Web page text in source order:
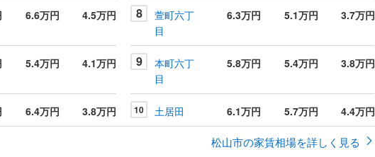
6.6万円 4.5万円
5.4万円 4.1万円
6.4万円 3.8万円
8
萱町六丁
目
6.3万円 5.1万円 3.7万円
9
本町六丁
目
5.8万円 5.4万円 3.8万円
10 土居田 6.1万円 5.7万円 4.4万円
松山市の家賃相場を詳しく見る